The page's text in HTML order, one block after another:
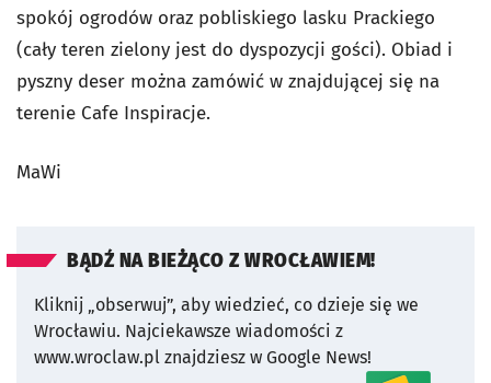
spokój ogrodów oraz pobliskiego lasku Prackiego
(cały teren zielony jest do dyspozycji gości). Obiad i
pyszny deser można zamówić w znajdującej się na
terenie Cafe Inspiracje.
MaWi
BĄDŹ NA BIEŻĄCO Z WROCŁAWIEM!
Kliknij „obserwuj”, aby wiedzieć, co dzieje się we
Wrocławiu. Najciekawsze wiadomości z
www.wroclaw.pl znajdziesz w Google News!